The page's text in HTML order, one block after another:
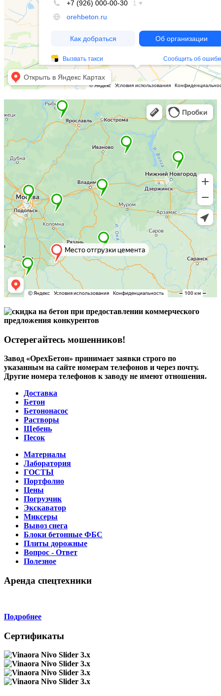
Остерегайтесь мошенников!
Завод «ОрехБетон» принимает заявки строго по
указанным на сайте номерам телефонов и через почту.
Другие номера телефонов к заводу не имеют отношения.
Доставка
Бетон
Бетононасос
Растворы
Щебень
Песок
Материалы
Лаборатория
ГОСТЫ
Портфолио
Цены
Погрузчик
Экскаватор
Миксеры
Вывоз снега
Блоки бетонные ФБС
Плиты дорожные
Вопрос - Ответ
Полезное
Аренда спецтехники
Подробнее
Сертификаты